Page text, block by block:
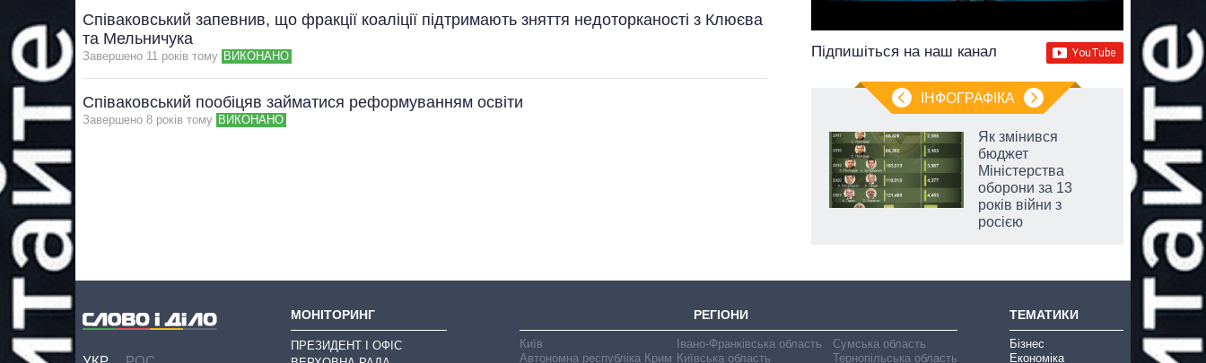
Співаковський запевнив, що фракції коаліції підтримають зняття недоторканості з Клюєва
та Мельничука
Завершено 11 рокiв тому ВИКОНАНО
Співаковський пообіцяв займатися реформуванням освіти
Завершено 8 рокiв тому ВИКОНАНО
Підпишіться на наш канал
ІНФОГРАФІКА
Як змінився
бюджет
Міністерства
оборони за 13
років війни з
росією
МОНІТОРИНГ
ПРЕЗИДЕНТ І ОФІС
РЕГІОНИ
Київ
Автономна республіка Крим
Івано-Франківська область
Київська область
Сумська область
Тернопільська область
ТЕМАТИКИ
Бізнес
Економіка